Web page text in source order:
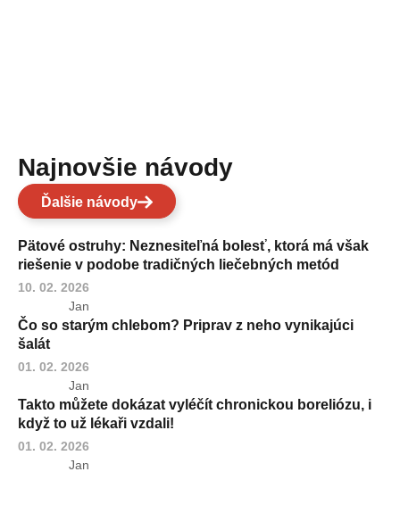
Najnovšie návody
Ďalšie návody
Pätové ostruhy: Neznesiteľná bolesť, ktorá má však
riešenie v podobe tradičných liečebných metód
10. 02. 2026
Jan
Čo so starým chlebom? Priprav z neho vynikajúci
šalát
01. 02. 2026
Jan
Takto můžete dokázat vyléčít chronickou boreliózu, i
když to už lékaři vzdali!
01. 02. 2026
Jan